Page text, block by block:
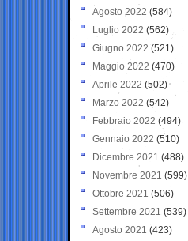
Agosto 2022 (584)
Luglio 2022 (562)
Giugno 2022 (521)
Maggio 2022 (470)
Aprile 2022 (502)
Marzo 2022 (542)
Febbraio 2022 (494)
Gennaio 2022 (510)
Dicembre 2021 (488)
Novembre 2021 (599)
Ottobre 2021 (506)
Settembre 2021 (539)
Agosto 2021 (423)